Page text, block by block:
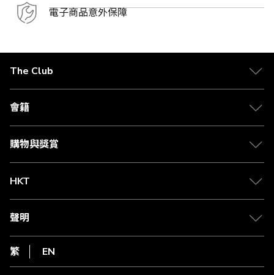
電子商品意外保障
The Club
關於 The Club
合作夥伴
媒體中心
會籍
會籍及專屬禮遇
賺取積分
購物與獎賞
物流與配送
Club Shopping 商品領取站
常見問題
HKT
csl.
1010
HKT
聲明
私隱聲明
使用條款
條款及細則
繁 EN